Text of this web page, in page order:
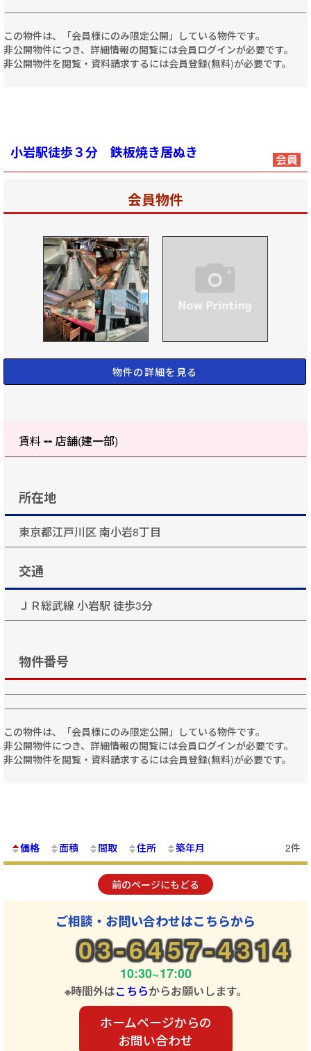
この物件は、「会員様にのみ限定公開」している物件です。
非公開物件につき、詳細情報の閲覧には会員ログインが必要です。
非公開物件を閲覧・資料請求するには会員登録(無料)が必要です。
小岩駅徒歩３分 鉄板焼き居ぬき
会員物件
物件の詳細を見る
賃料 -- 店舗(建一部)
所在地
東京都江戸川区 南小岩8丁目
交通
ＪＲ総武線 小岩駅 徒歩3分
物件番号
この物件は、「会員様にのみ限定公開」している物件です。
非公開物件につき、詳細情報の閲覧には会員ログインが必要です。
非公開物件を閲覧・資料請求するには会員登録(無料)が必要です。
価格 面積 間取 住所 築年月 2件
前のページにもどる
ご相談・お問い合わせはこちらから
03-6457-4314
10:30~17:00
※時間外はこちらからお願いします。
ホームページからの
お問い合わせ